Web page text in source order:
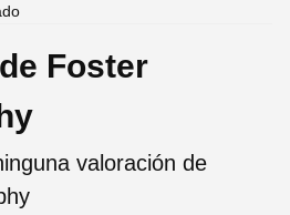
Foster
valoración de